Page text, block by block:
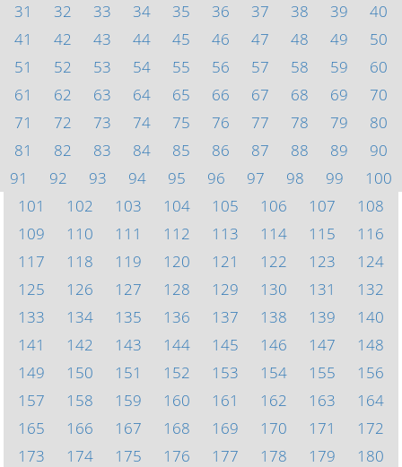
31
32 33 34 35 36 37 38 39
40
41
42 43 44 45 46 47 48 49
50
51
52 53 54 55 56 57 58 59
60
61
62 63 64 65 66 67 68 69
70
71
72 73 74 75 76 77 78 79
80
81
82 83 84 85 86 87 88 89
90
91
92 93 94 95 96 97 98 99
100
101
102 103 104 105 106 107
108
109
110 111 112 113 114 115
116
117
118 119 120 121 122 123
124
125
126 127 128 129 130 131
132
133
134 135 136 137 138 139
140
141
142 143 144 145 146 147
148
149
150 151 152 153 154 155
156
157
158 159 160 161 162 163
164
165
166 167 168 169 170 171
172
173
174 175 176 177 178 179
180